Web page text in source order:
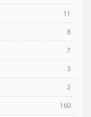
11
8
7
3
2
160